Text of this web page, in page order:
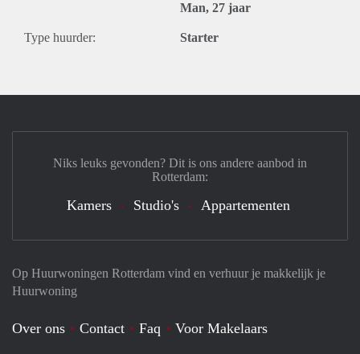
Man, 27 jaar
Type huurder: Starter
Op Huurwoningen Rotterdam vind en verhuur je makkelijk je
Huurwoning
Over ons Contact Faq
Voor Makelaars
Niks leuks gevonden? Dit is ons andere aanbod in
Rotterdam:
Kamers Studio's Appartementen